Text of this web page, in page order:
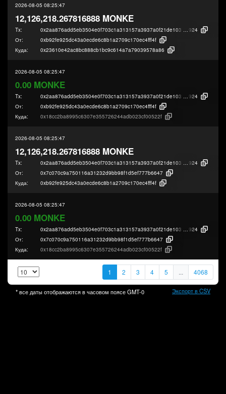
2026-08-05 08:25:47
12,126,218.267816888 MONKE
Tx: 0x2aa876add5eb3504e0f703c1a313157a3937a0f21de1030e584f225fa524f
924
От:
0xb92fe925dc43a0ecde6c8b1a2709c170ec4fff4f
Куда:
0x23610e42ac8bc888cb1bc9c614a7a79039578a86
2026-08-05 08:25:47
0.00 MONKE
Tx: 0x2aa876add5eb3504e0f703c1a313157a3937a0f21de1030e584f225fa524f
924
От:
0xb92fe925dc43a0ecde6c8b1a2709c170ec4fff4f
Куда:
0x18cc2ba8995c6307e355726244adb023cf00522f
2026-08-05 08:25:47
12,126,218.267816888 MONKE
Tx: 0x2aa876add5eb3504e0f703c1a313157a3937a0f21de1030e584f225fa524f
924
От:
0x7c070c9a750116a31232d9bb98f1d5ef777b6647
Куда:
0xb92fe925dc43a0ecde6c8b1a2709c170ec4fff4f
2026-08-05 08:25:47
0.00 MONKE
Tx: 0x2aa876add5eb3504e0f703c1a313157a3937a0f21de1030e584f225fa524f
924
От:
0x7c070c9a750116a31232d9bb98f1d5ef777b6647
Куда:
0x18cc2ba8995c6307e355726244adb023cf00522f
1 2 3 4 5 ... 4068
* все даты отображаются в часовом поясеGMT-0 Экспорт в CSV